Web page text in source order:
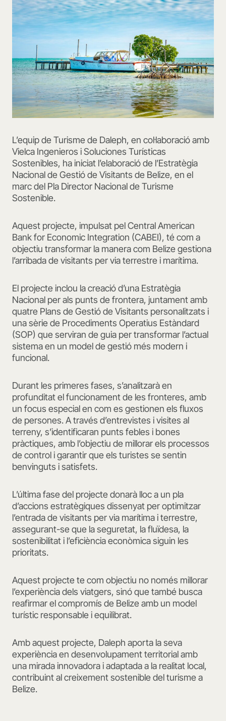
L’equip de Turisme de Daleph, en col·laboració amb
Vielca Ingenieros i Soluciones Turísticas
Sostenibles, ha iniciat l’elaboració de l’Estratègia
Nacional de Gestió de Visitants de Belize, en el
marc del Pla Director Nacional de Turisme
Sostenible.
Aquest projecte, impulsat pel Central American
Bank for Economic Integration (CABEI), té com a
objectiu transformar la manera com Belize gestiona
l’arribada de visitants per via terrestre i marítima.
El projecte inclou la creació d’una Estratègia
Nacional per als punts de frontera, juntament amb
quatre Plans de Gestió de Visitants personalitzats i
una sèrie de Procediments Operatius Estàndard
(SOP) que serviran de guia per transformar l’actual
sistema en un model de gestió més modern i
funcional.
Durant les primeres fases, s’analitzarà en
profunditat el funcionament de les fronteres, amb
un focus especial en com es gestionen els fluxos
de persones. A través d’entrevistes i visites al
terreny, s’identificaran punts febles i bones
pràctiques, amb l’objectiu de millorar els processos
de control i garantir que els turistes se sentin
benvinguts i satisfets.
L’última fase del projecte donarà lloc a un pla
d’accions estratègiques dissenyat per optimitzar
l’entrada de visitants per via marítima i terrestre,
assegurant-se que la seguretat, la fluïdesa, la
sostenibilitat i l’eficiència econòmica siguin les
prioritats.
Aquest projecte te com objectiu no només millorar
l’experiència dels viatgers, sinó que també busca
reafirmar el compromís de Belize amb un model
turístic responsable i equilibrat.
Amb aquest projecte, Daleph aporta la seva
experiència en desenvolupament territorial amb
una mirada innovadora i adaptada a la realitat local,
contribuint al creixement sostenible del turisme a
Belize.